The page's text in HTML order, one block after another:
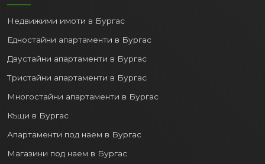
Недвижими имоти в Бургас
Едностайни апартаменти в Бургас
Двустайни апартаменти в Бургас
Тристайни апартаменти в Бургас
Многостайни апартаменти в Бургас
Къщи в Бургас
Апартаменти под наем в Бургас
Магазини под наем в Бургас